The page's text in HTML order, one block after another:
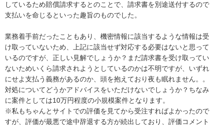
しているため賠償請求するとのことで、請求書を別途送付するので
支払いを命じるといった趣旨のものでした。
業務着手前だったこともあり、機密情報に該当するような情報は受
け取っていないため、上記に該当せず対応する必要はないと思って
いるのですが、正しい見解でしょうか？まだ請求書を受け取ってい
ないためいくら請求されようとしているのかは不明ですが、いずれ
にせよ支払う義務があるのか、頭を抱えており夜も眠れません。。
対処についてどうかアドバイスをいただけないでしょうか？ちなみ
に案件としては10万円程度の小規模案件となります。
※私もちゃんとサイトでの評価を見てから受注すればよかったので
すが、評価が最悪で途中辞退する方が続出しており、評価コメント